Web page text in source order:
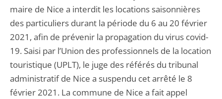
maire de Nice a interdit les locations saisonnières
des particuliers durant la période du 6 au 20 février
2021, afin de prévenir la propagation du virus covid-
19. Saisi par l’Union des professionnels de la location
touristique (UPLT), le juge des référés du tribunal
administratif de Nice a suspendu cet arrêté le 8
février 2021. La commune de Nice a fait appel